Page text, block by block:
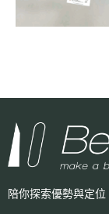
陪你探索優勢與定